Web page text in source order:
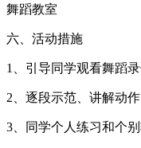
舞蹈教室
六、活动措施
1、引导同学观看舞蹈
2、逐段示范、讲解动作
3、同学个人练习和个别